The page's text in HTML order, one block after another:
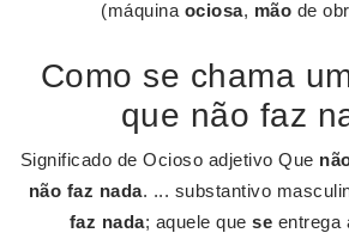
(máquina ociosa, mão de
Como se chama
que não faz
Significado de Ocioso adjetivo Que
não faz nada. ... substantivo
faz nada; aquele quese entrega